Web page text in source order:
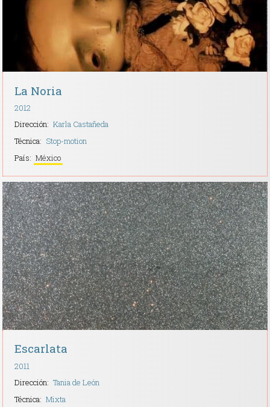
La Noria
2012
Dirección: Karla Castañeda
Técnica: Stop-motion
País: México
Escarlata
2011
Dirección: Tania de León
Técnica: Mixta